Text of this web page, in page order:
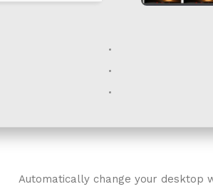
Automatically change your desktop